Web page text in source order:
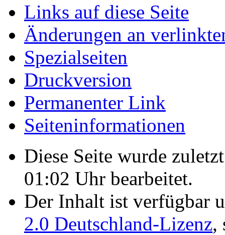
Links auf diese Seite
Änderungen an
Spezialseiten
Druckversion
Permanenter Link
Seiten­­informationen
Diese Seite wurde
01:02 Uhr bearbeitet.
Der Inhalt ist verfügbar
2.0 Deutschland-Lizenz,